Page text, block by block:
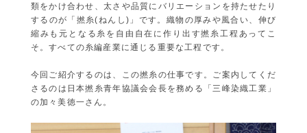
類をかけ合わせ、太さや品質にバリエーションを持たせたり
するのが「撚糸(ねんし)」です。織物の厚みや風合い、伸び
縮みも元となる糸を自由自在に作り出す撚糸工程あってこ
そ。すべての糸編産業に通じる重要な工程です。
今回ご紹介するのは、この撚糸の仕事です。ご案内してくだ
さるのは日本撚糸青年協議会会長を務める「三峰染織工業」
の加々美徳一さん。